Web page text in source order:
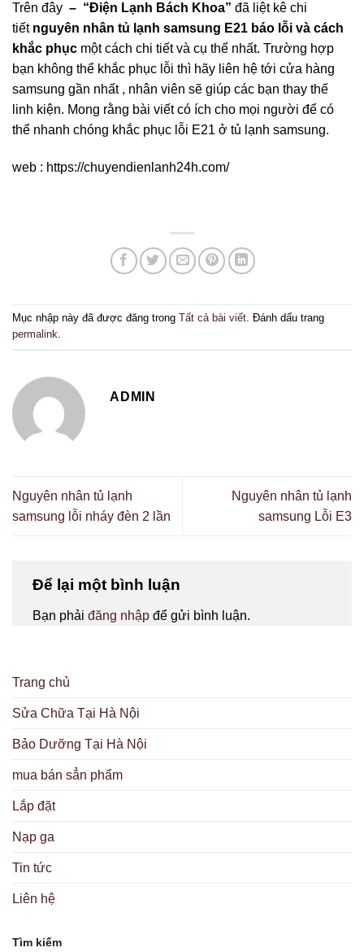
Trên đây – “Điện Lạnh Bách Khoa” đã liệt kê chi
tiết nguyên nhân tủ lạnh samsung E21 báo lỗi và cách
khắc phục một cách chi tiết và cụ thể nhất. Trường hợp
bạn không thể khắc phục lỗi thì hãy liên hệ tới cửa hàng
samsung gần nhất , nhân viên sẽ giúp các bạn thay thế
linh kiện. Mong rằng bài viết có ích cho mọi người để có
thể nhanh chóng khắc phục lỗi E21 ở tủ lạnh samsung.
web : https://chuyendienlanh24h.com/
Mục nhập này đã được đăng trong Tất cả bài viết. Đánh dấu trang
permalink.
ADMIN
Nguyên nhân tủ lạnh
samsung lỗi nháy đèn 2 lần
Nguyên nhân tủ lạnh
samsung Lỗi E3
Để lại một bình luận
Bạn phải đăng nhập để gửi bình luận.
Trang chủ
Sửa Chữa Tại Hà Nội
Bảo Dưỡng Tại Hà Nội
mua bán sẳn phẩm
Lắp đặt
Nạp ga
Tin tức
Liên hệ
Tìm kiếm